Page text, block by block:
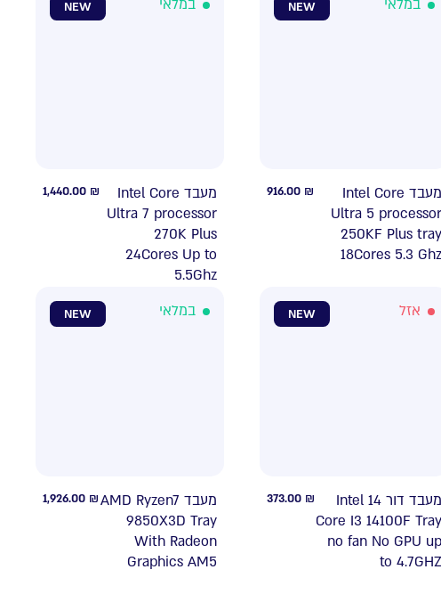
NEW במלאי
מעבד Intel Core
Ultra 5 processor
250KF Plus tray
18Cores 5.3 Ghz
916.00 ₪
NEW במלאי
מעבד Intel Core
Ultra 7 processor
270K Plus
24Cores Up to
5.5Ghz
1,440.00 ₪
NEW אזל
מעבד דור 14 Intel
Core I3 14100F Tray
no fan No GPU up
to 4.7GHZ
373.00 ₪
NEW במלאי
מעבד AMD Ryzen7
9850X3D Tray
With Radeon
Graphics AM5
1,926.00 ₪